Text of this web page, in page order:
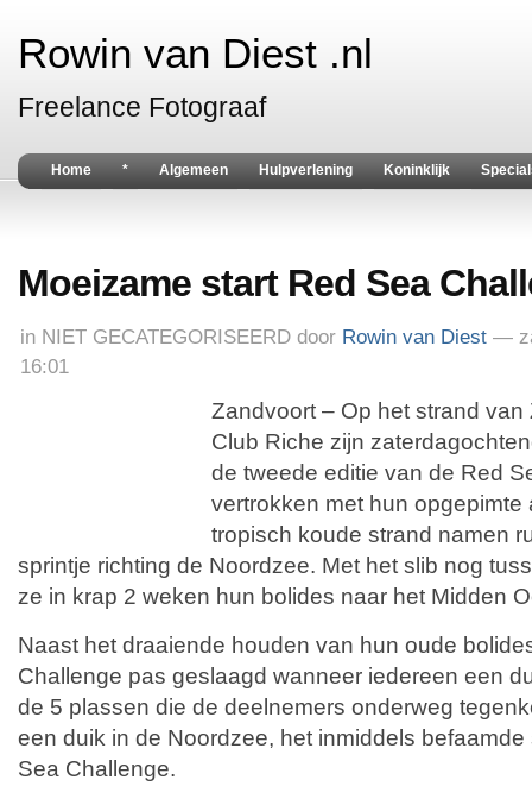
Rowin van Diest .nl
Freelance Fotograaf
Home * Algemeen Hulpverlening Koninklijk
Moeizame start Red Sea
in NIET GECATEGORISEERD door Rowin van Diest —
16:01
Zandvoort – Op het strand
Club Riche zijn
de tweede editie van de Red
vertrokken met hun opgepimte
tropisch koude strand namen
sprintje richting de Noordzee. Met het slib nog
ze in krap 2 weken hun bolides naar het Midden
Naast het draaiende houden van hun oude
Challenge pas geslaagd wanneer iedereen een
de 5 plassen die de deelnemers onderweg
een duik in de Noordzee, het inmiddels
Sea Challenge.